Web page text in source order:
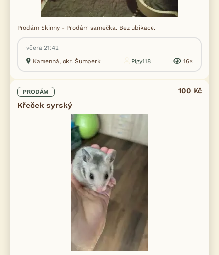
Prodám Skinny - Prodám samečka. Bez ubikace.
včera 21:42
Kamenná, okr. Šumperk
Pigy118 16×
PRODÁM
Křeček syrský
100 Kč